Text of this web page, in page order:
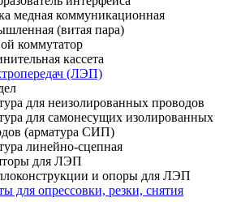
медная коммуникационная
(витая пара)
коммутатор
кассета
(ЛЭП)
для неизолированных проводов
для самонесущих изолированных
(арматура СИП)
линейно-сцепная
для ЛЭП
и опоры для ЛЭП
для опрессовки, резки, снятия